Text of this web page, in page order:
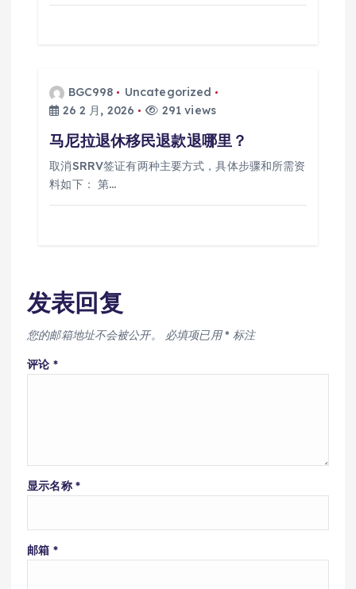
BGC998
Uncategorized
26 2 月, 2026
291 views
马尼拉退休移民退款退哪里？
取消SRRV签证有两种主要方式，具体步骤和所需资
料如下： 第…
发表回复
您的邮箱地址不会被公开。 必填项已用* 标注
评论 *
显示名称 *
邮箱 *